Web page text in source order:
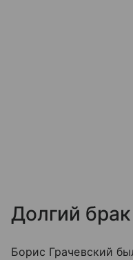
Долгий брак
Борис Грачевский